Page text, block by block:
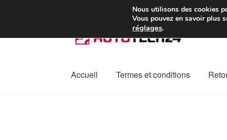
Colissimo livraison à
à
navigation
au
Accueil
Termes et conditions
Nous utilisons des cookies
Vous pouvez en savoir plus
réglages.